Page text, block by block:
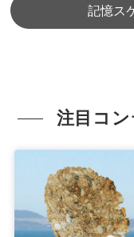
記憶ス
注目コ